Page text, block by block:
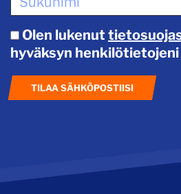
Olen lukenut
hyväksyn
TILAA SÄHKÖPOSTIISI